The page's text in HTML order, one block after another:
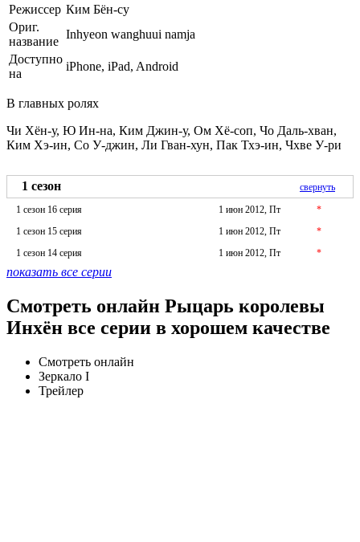
Режиссер Ким Бён-су
Ориг.
название
Inhyeon wanghuui namja
Доступно
на
iPhone, iPad, Android
В главных ролях
Чи Хён-у, Ю Ин-на, Ким Джин-у, Ом Хё-соп, Чо Даль-хван,
Ким Хэ-ин, Со У-джин, Ли Гван-хун, Пак Тхэ-ин, Чхве У-ри
1 сезон
свернуть
1 сезон 16 серия
1 июн 2012, Пт
*
1 сезон 15 серия
1 июн 2012, Пт
*
1 сезон 14 серия
1 июн 2012, Пт *
показать все серии
Смотреть онлайн Рыцарь королевы
Инхён все серии в хорошем качестве
Смотреть онлайн
Зеркало I
Трейлер